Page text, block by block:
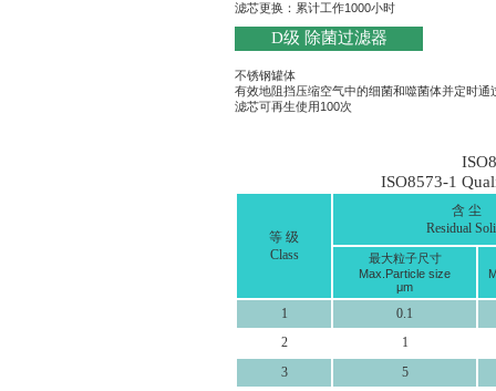
滤芯更换：累计工作1000小时
D级 除菌过滤器
不锈钢罐体
有效地阻挡压缩空气中的细菌和噬菌体并定时通
滤芯可再生使用100次
ISO8573-1
等 级
Class
含 尘
Residual
最大粒子尺寸
Max.Particle size
μm
1
0.1
2
1
3
5